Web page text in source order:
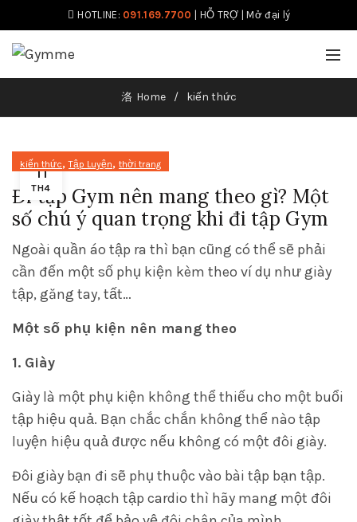
HOTLINE: 091.169.7700 HỖ TRỢ |Mở đại lý
Home kiến thức
11
TH4
kiến thức,Tập Luyện, thời trang
Đi tập Gym nên mang theo gì? Một
số chú ý quan trọng khi đi tập Gym
Ngoài quần áo tập ra thì bạn cũng có thể sẽ phải
cần đến một số phụ kiện kèm theo ví dụ như giày
tập, găng tay, tất…
Một số phụ kiện nên mang theo
1. Giày
Giày là một phụ kiện không thể thiếu cho một buổi
tập hiệu quả. Bạn chắc chắn không thể nào tập
luyện hiệu quả được nếu không có một đôi giày.
Đôi giày bạn đi sẽ phụ thuộc vào bài tập bạn tập.
Nếu có kế hoạch tập cardio thì hãy mang một đôi